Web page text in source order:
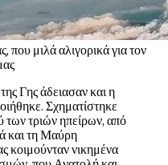
που μιλά αλιγορικά για τον
Γης άδειασαν και η
Σχηματίστηκε
των τριών ηπείρων, από
και τη Μαύρη
κοιμούνταν νικημένα